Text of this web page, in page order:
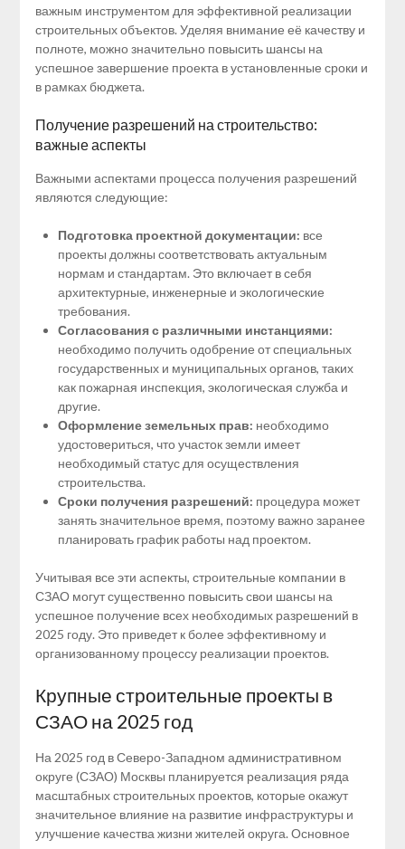
важным инструментом для эффективной реализации
строительных объектов. Уделяя внимание её качеству и
полноте, можно значительно повысить шансы на
успешное завершение проекта в установленные сроки и
в рамках бюджета.
Получение разрешений на строительство:
важные аспекты
Важными аспектами процесса получения разрешений
являются следующие:
Подготовка проектной документации: все
проекты должны соответствовать актуальным
нормам и стандартам. Это включает в себя
архитектурные, инженерные и экологические
требования.
Согласования с различными инстанциями:
необходимо получить одобрение от специальных
государственных и муниципальных органов, таких
как пожарная инспекция, экологическая служба и
другие.
Оформление земельных прав: необходимо
удостовериться, что участок земли имеет
необходимый статус для осуществления
строительства.
Сроки получения разрешений: процедура может
занять значительное время, поэтому важно заранее
планировать график работы над проектом.
Учитывая все эти аспекты, строительные компании в
СЗАО могут существенно повысить свои шансы на
успешное получение всех необходимых разрешений в
2025 году. Это приведет к более эффективному и
организованному процессу реализации проектов.
Крупные строительные проекты в
СЗАО на 2025 год
На 2025 год в Северо-Западном административном
округе (СЗАО) Москвы планируется реализация ряда
масштабных строительных проектов, которые окажут
значительное влияние на развитие инфраструктуры и
улучшение качества жизни жителей округа. Основное